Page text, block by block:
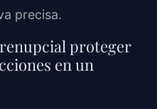
precisa.
proteger
en un